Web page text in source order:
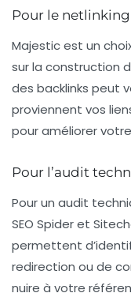
Pour le netlinking
Majestic est un
sur la construction
des backlinks peut
proviennent vos
pour améliorer
Pour l’audit
Pour un audit
SEO Spider et
permettent
redirection ou de
nuire à votre